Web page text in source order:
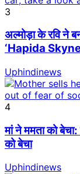
3
अल्मोड़ा के रवि ने
‘Hapida
Uphindinews
4
मां ने ममता को
को बेचा
Uphindinews